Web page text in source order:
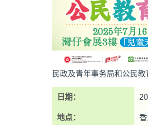
民政及青年事务局和公民
日期：
地点：